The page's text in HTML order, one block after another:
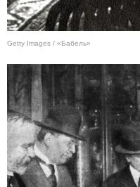
Getty Images / «Бабель»